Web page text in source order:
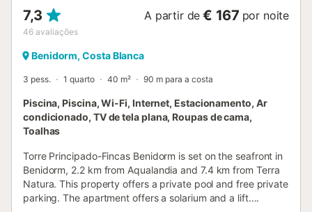
7,3
46 avaliações
A partir de € 167 por noite
Benidorm, Costa Blanca
3 pess. 1 quarto 40 m² 90 m para a costa
Piscina, Piscina, Wi-Fi, Internet, Estacionamento, Ar
condicionado, TV de tela plana, Roupas de cama,
Toalhas
Torre Principado-Fincas Benidorm is set on the seafront in
Benidorm, 2.2 km from Aqualandia and 7.4 km from Terra
Natura. This property offers a private pool and free private
parking. The apartment offers a solarium and a lift....